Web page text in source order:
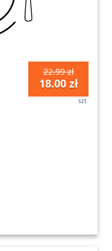
22.99 zł
18.00 zł
szt